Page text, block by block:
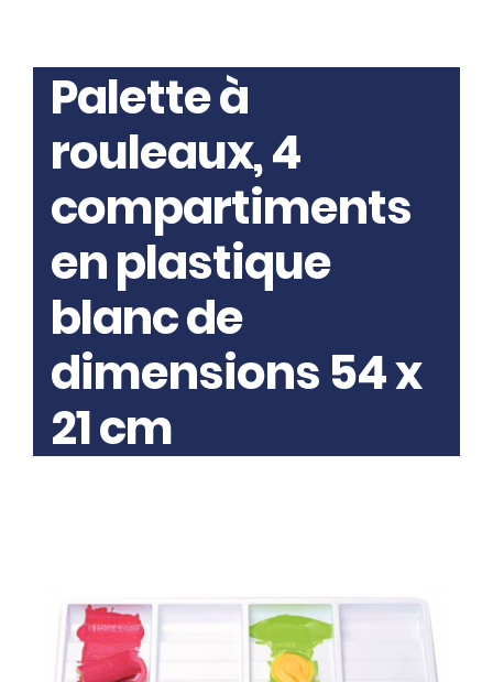
Palette à
rouleaux, 4
compartiments
en plastique
blanc de
dimensions 54 x
21 cm